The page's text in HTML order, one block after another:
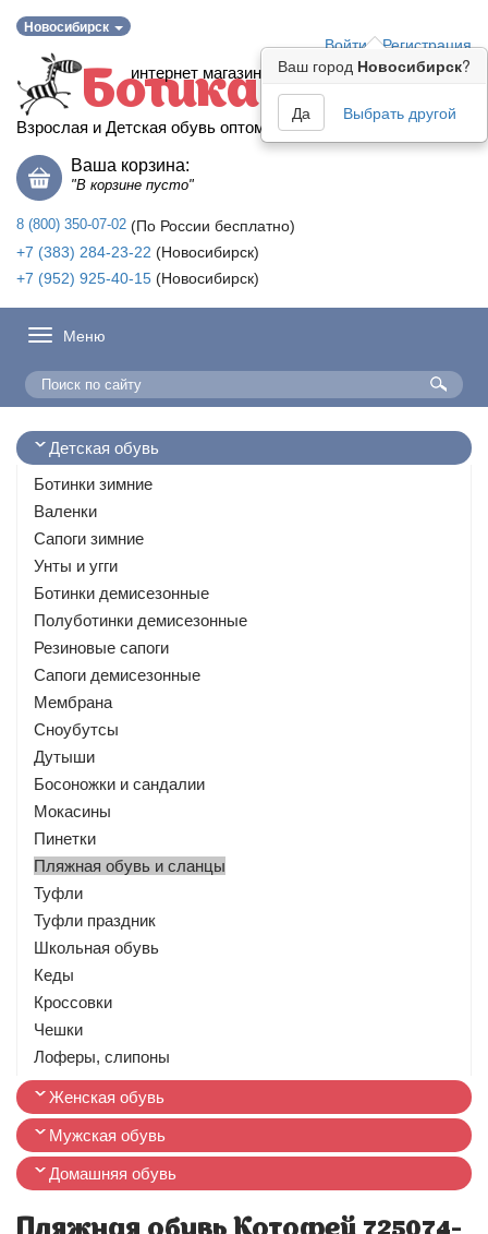
Новосибирск
Ваш город Новосибирск?
Да Выбрать другой
Войти Регистрация
интернет магазин
Ботика
Взрослая и Детская обувь оптом
Ваша корзина:
"В корзине пусто"
8 (800) 350-07-02 (По России бесплатно)
+7 (383) 284-23-22 (Новосибирск)
+7 (952) 925-40-15 (Новосибирск)
Меню
Детская обувь
Ботинки зимние
Валенки
Сапоги зимние
Унты и угги
Ботинки демисезонные
Полуботинки демисезонные
Резиновые сапоги
Сапоги демисезонные
Мембрана
Сноубутсы
Дутыши
Босоножки и сандалии
Мокасины
Пинетки
Пляжная обувь и сланцы
Туфли
Туфли праздник
Школьная обувь
Кеды
Кроссовки
Чешки
Лоферы, слипоны
Женская обувь
Мужская обувь
Домашняя обувь